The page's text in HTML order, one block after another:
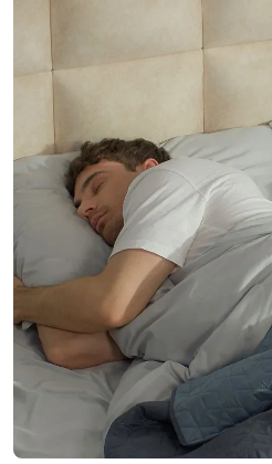
cookies werkt de
website goed, terwijl
cookies ons helpen
om de website te
verbeteren. Via de
marketing cookies
kunnen we jouw
interactie met ons
binnen en buiten
onze website te
volgen. Dat doen we
legitiem en belangrijk,
anoniem. Meer
weten? Lees Bekijk
dit overzichtvoor
cookieinstellingen en